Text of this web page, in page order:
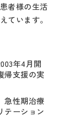
者様の生活
ています。
年4月開
帰支援の実
急性期治療
テーション